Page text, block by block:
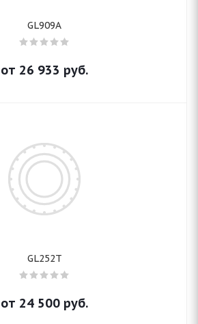
GL909A
от 26 933 руб.
GL252T
от 24 500 руб.